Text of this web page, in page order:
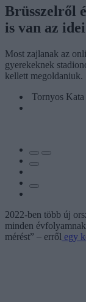
Brüsszelről
is van az
Most zajlanak az
gyerekeknek
kellett megoldaniuk.
Tornyos Kata
2022-ben több új
minden
mérést” – erről egy